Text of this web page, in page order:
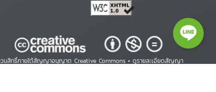
นสิทธิ์ภายใต้สัญญาอนุญาต Creative Commons •ดูรายละเอียดสัญญา